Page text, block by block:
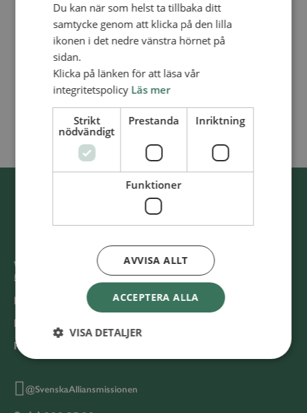
Lägg till i kalender
Västra Storgatan 14
553 15 Jönköping
E-post: info@alliansmissionen.se
Report irregularities / Rapportera oegentligheter >
@SvenskaAlliansmissionen
Du kan när som helst ta tillbaka ditt
samtycke genom att klicka på den lilla
ikonen i det nedre vänstra hörnet på
sidan.
Klicka på länken för att läsa vår
integritetspolicy Läs mer
Strikt
nödvändigt
Prestanda Inriktning
Funktioner
ACCEPTERA ALLA
AVVISA ALLT
VISA DETALJER